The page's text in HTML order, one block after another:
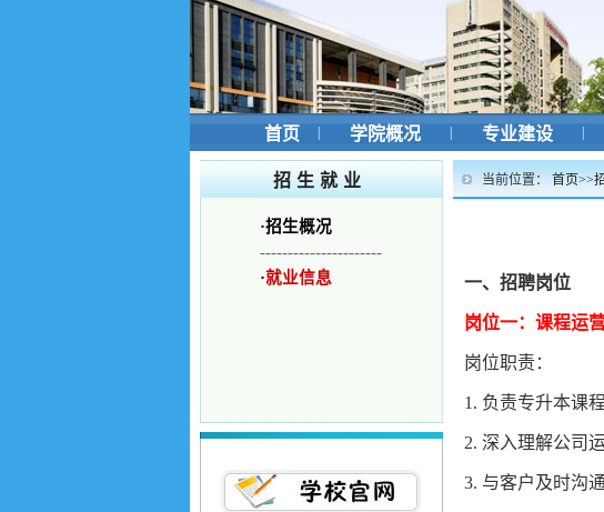
首页 学院概况 专业建设
招生就业
·招生概况
----------------------
·就业信息
当前位置： 首页>>
一、招聘岗位
岗位一：课程运
岗位职责：
1. 负责专升本课
2. 深入理解公司
3. 与客户及时沟